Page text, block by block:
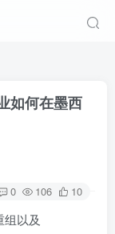
如何在墨西
0 106 10
以及